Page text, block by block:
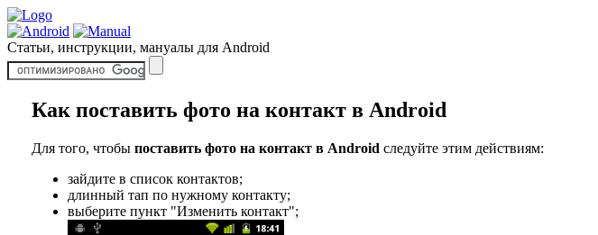
Статьи, инструкции, мануалы для Android
Как поставить фото на контакт в Android
Для того, чтобы поставить фото на контакт в Android следуйте этим действиям:
зайдите в список контактов;
длинный тап по нужному контакту;
выберите пункт "Изменить контакт";